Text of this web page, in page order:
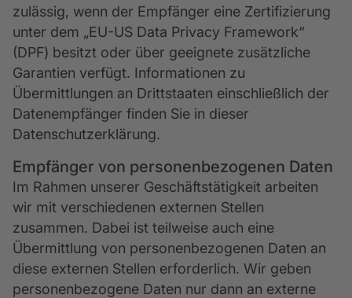
zulässig, wenn der Empfänger eine Zertifizierung
unter dem „EU-US Data Privacy Framework“
(DPF) besitzt oder über geeignete zusätzliche
Garantien verfügt. Informationen zu
Übermittlungen an Drittstaaten einschließlich der
Datenempfänger finden Sie in dieser
Datenschutzerklärung.
Empfänger von personenbezogenen Daten
Im Rahmen unserer Geschäftstätigkeit arbeiten
wir mit verschiedenen externen Stellen
zusammen. Dabei ist teilweise auch eine
Übermittlung von personenbezogenen Daten an
diese externen Stellen erforderlich. Wir geben
personenbezogene Daten nur dann an externe